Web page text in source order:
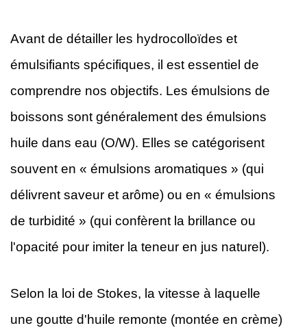
Avant de détailler les hydrocolloïdes et
émulsifiants spécifiques, il est essentiel de
comprendre nos objectifs. Les émulsions de
boissons sont généralement des émulsions
huile dans eau (O/W). Elles se catégorisent
souvent en « émulsions aromatiques » (qui
délivrent saveur et arôme) ou en « émulsions
de turbidité » (qui confèrent la brillance ou
l'opacité pour imiter la teneur en jus naturel).
Selon la loi de Stokes, la vitesse à laquelle
une goutte d'huile remonte (montée en crème)